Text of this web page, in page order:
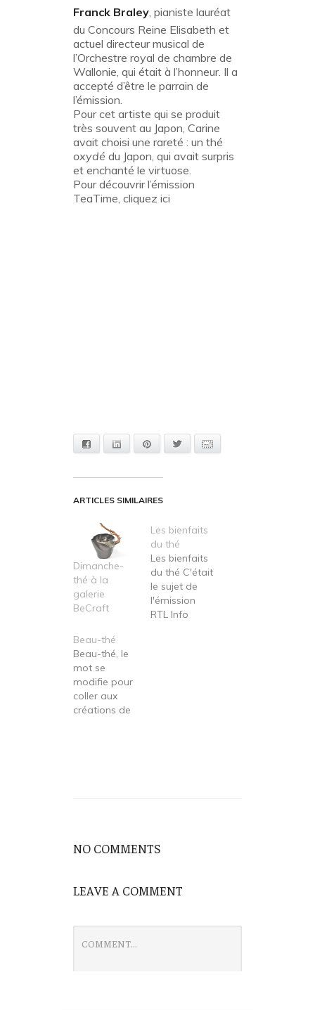
Franck Braley, pianiste lauréat
du Concours Reine Elisabeth et
actuel directeur musical de
l’Orchestre royal de chambre de
Wallonie, qui était à l’honneur. Il a
accepté d’être le parrain de
l’émission.
Pour cet artiste qui se produit
très souvent au Japon, Carine
avait choisi une rareté : un thé
oxydé du Japon, qui avait surpris
et enchanté le virtuose.
Pour découvrir l’émission
TeaTime, cliquez ici
FacebookLinkedin PinterestTwitter
ARTICLES SIMILAIRES
Dimanche-
thé à la
galerie
BeCraft
Les bienfaits
du thé
Les bienfaits
du thé C'était
le sujet de
l'émission
RTL Info
Beau-thé
Beau-thé, le
mot se
modifie pour
coller aux
créations de
sachet
thé qu'elle
créé une
NO COMMENTS
LEAVE A COMMENT